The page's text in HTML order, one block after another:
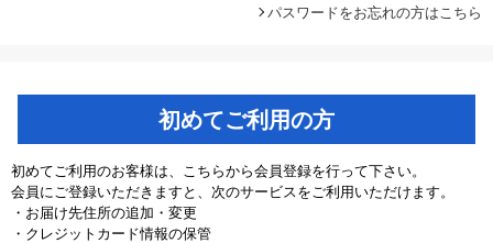
パスワードをお忘れの方はこちら
初めてご利用の方
初めてご利用のお客様は、こちらから会員登録を行って下さい。
会員にご登録いただきますと、次のサービスをご利用いただけます。
・お届け先住所の追加・変更
・クレジットカード情報の保管